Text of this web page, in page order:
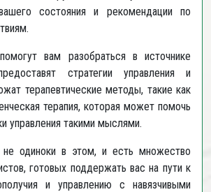
состояния и рекомендации по
вам разобраться в источнике
стратегии управления и
терапевтические методы, такие как
терапия, которая может помочь
управления такими мыслями.
одиноки в этом, и есть множество
готовых поддержать вас на пути к
и управлению с навязчивыми